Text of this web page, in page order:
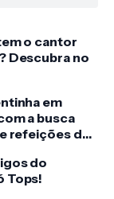
o cantor
Descubra no
em
a busca
refeições de
do
Tops!